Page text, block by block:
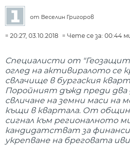
от Веселин Григоров
20:27, 03.10.2018 Чете се за: 00:44
Специалисти от
оглед на активиралото се
свлачище в бургаския
Поройният дъжд преди два
свличане на земни маси
къщи в квартала. От
сигнал към регионалното
кандидатстват за
укрепване на бреговата